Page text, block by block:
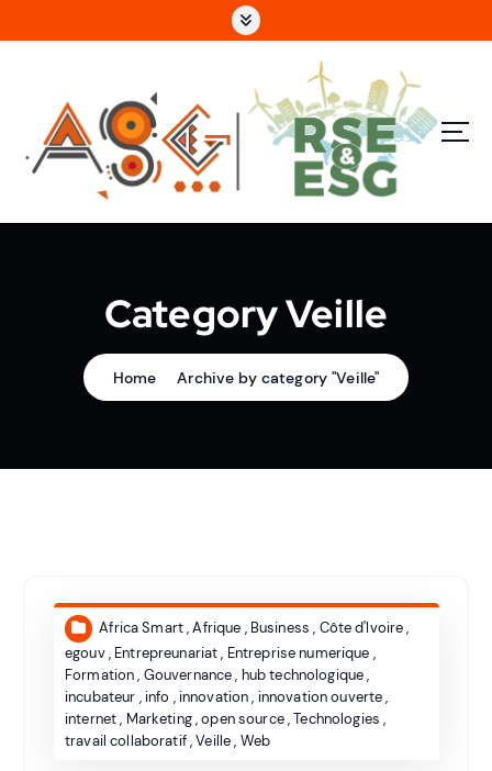
Category Veille
Home Archive by category "Veille"
Africa Smart,Afrique , Business , Côte d'Ivoire,
egouv, Entrepreunariat, Entreprise numerique ,
Formation, Gouvernance, hub technologique,
incubateur , info , innovation, innovation ouverte,
internet, Marketing,open source,Technologies ,
travail collaboratif,Veille, Web